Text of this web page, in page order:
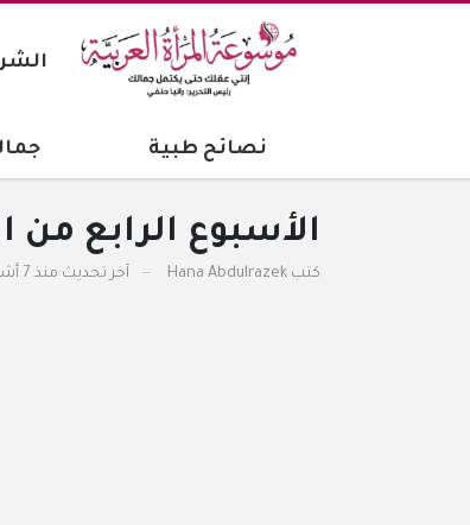
نصائح طبية
الأسبوع الرابع
كتب Hana Abdulrazek آخر تحديث منذ 7 أشهر